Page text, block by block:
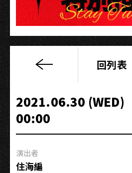
高
HOUSE
好
事
計
回列表
2021.06.30 (WED)
00:00
演出者
住海編